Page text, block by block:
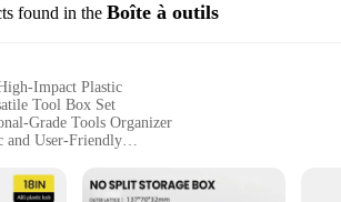
found in the Boîte à outils
Impact Plastic
Tool Box Set
Grade Tools Organizer
and User-Friendly
and Reliable Tool Storage Solution